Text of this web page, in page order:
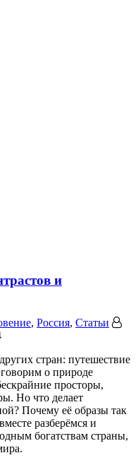
и
, Россия, Статьи
стран: путешествие
о природе
просторы,
Но что делает
Почему её образы так
разберёмся и
богатствам страны,